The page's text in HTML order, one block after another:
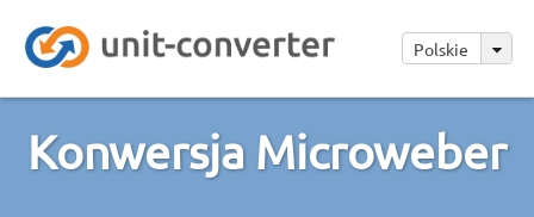
Polskie
Konwersja Microweber